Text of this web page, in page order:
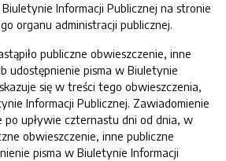
Informacji Publicznej na stronie
organu administracji publicznej.
publiczne obwieszczenie, inne
udostępnienie pisma w Biuletynie
się w treści tego obwieszczenia,
Informacji Publicznej. Zawiadomienie
po upływie czternastu dni od dnia, w
obwieszczenie, inne publiczne
pisma w Biuletynie Informacji